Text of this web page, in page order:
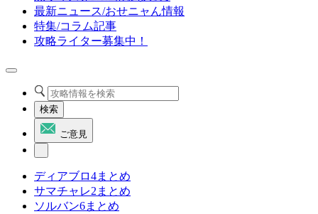
最新ニュース/おせニャん情報
特集/コラム記事
攻略ライター募集中！
検索
ご意見
ディアブロ4まとめ
サマチャレ2まとめ
ソルバン6まとめ